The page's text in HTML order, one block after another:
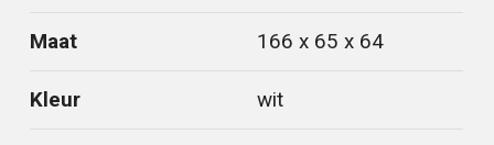
Maat 166 x 65 x 64
Kleur wit